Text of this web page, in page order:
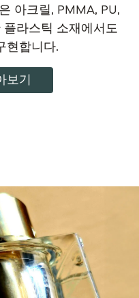
아크릴, PMMA, PU,
플라스틱 소재에서도
현합니다.
보기